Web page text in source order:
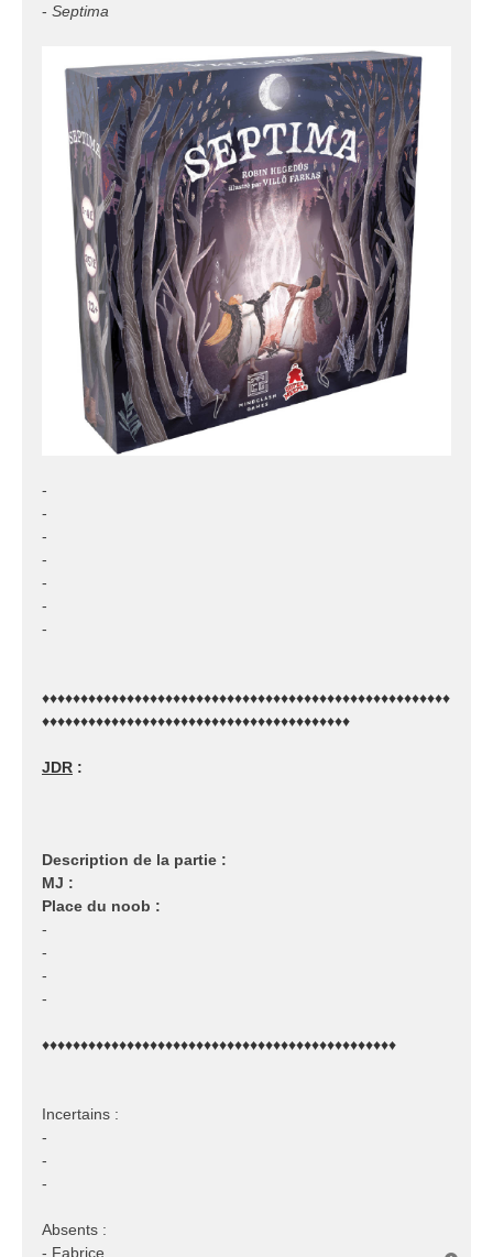
- Septima
-
-
-
-
-
-
-
♦♦♦♦♦♦♦♦♦♦♦♦♦♦♦♦♦♦♦♦♦♦♦♦♦♦♦♦♦♦♦♦♦♦♦♦♦♦♦♦♦♦♦♦♦♦♦♦♦♦♦♦♦
♦♦♦♦♦♦♦♦♦♦♦♦♦♦♦♦♦♦♦♦♦♦♦♦♦♦♦♦♦♦♦♦♦♦♦♦♦♦♦♦
JDR :
Description de la partie :
MJ :
Place du noob :
-
-
-
-
♦♦♦♦♦♦♦♦♦♦♦♦♦♦♦♦♦♦♦♦♦♦♦♦♦♦♦♦♦♦♦♦♦♦♦♦♦♦♦♦♦♦♦♦♦♦
Incertains :
-
-
-
Absents :
- Fabrice